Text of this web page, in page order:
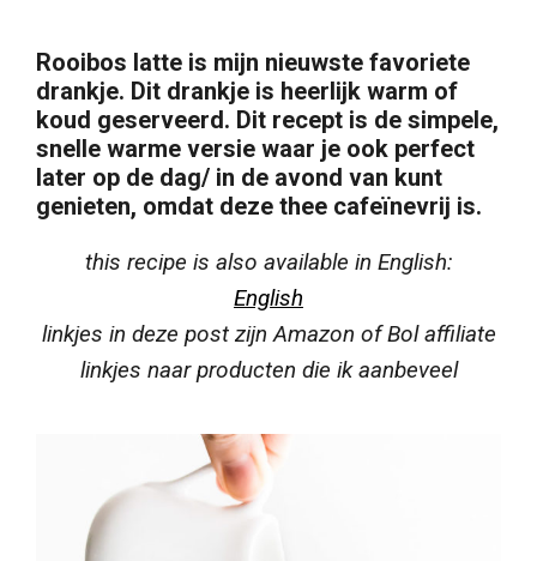
Rooibos latte is mijn nieuwste favoriete
drankje. Dit drankje is heerlijk warm of
koud geserveerd. Dit recept is de simpele,
snelle warme versie waar je ook perfect
later op de dag/ in de avond van kunt
genieten, omdat deze thee cafeïnevrij is.
this recipe is also available in English:
English
linkjes in deze post zijn Amazon of Bol affiliate
linkjes naar producten die ik aanbeveel